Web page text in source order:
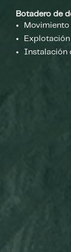
Botadero de
Instalación